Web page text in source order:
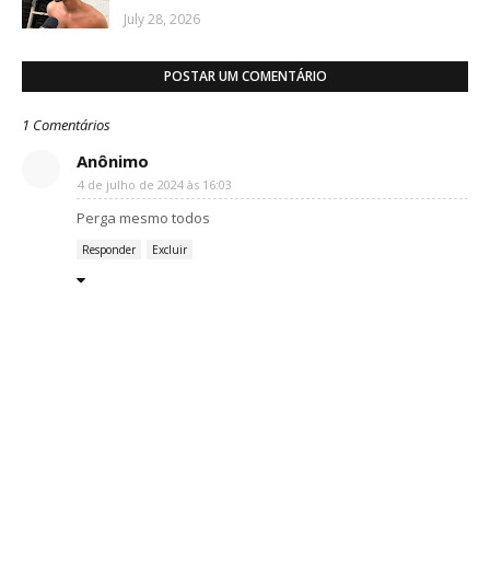
July 28, 2026
POSTAR UM COMENTÁRIO
1 Comentários
Anônimo
4 de julho de 2024 às 16:03
Perga mesmo todos
Responder Excluir